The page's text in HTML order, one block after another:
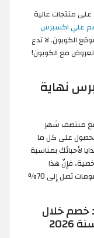
منتجات عالية
علي اكسبرس
الكوبون. لا تدع
مع الكوبون!
نهاية
علي اكسبرس نهاية العام 2026 مع منتصف شهر
على كل ما
لأحبائك بمناسبة
فإنّ هذا
الموعد المنتظر هو فرصتك للاستفادة من خصومات تصل إلى 70%
خصم خلال